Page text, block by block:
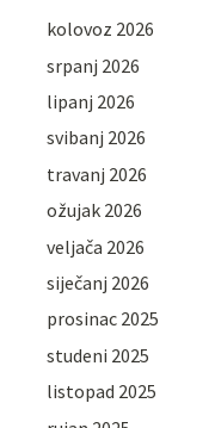
kolovoz 2026
srpanj 2026
lipanj 2026
svibanj 2026
travanj 2026
ožujak 2026
veljača 2026
siječanj 2026
prosinac 2025
studeni 2025
listopad 2025